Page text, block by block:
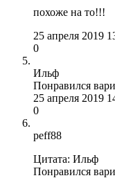
похоже на то!!!
25 апреля 2019
0
Ильф
Понравился
25 апреля 2019
0
peff88
Цитата: Ильф
Понравился